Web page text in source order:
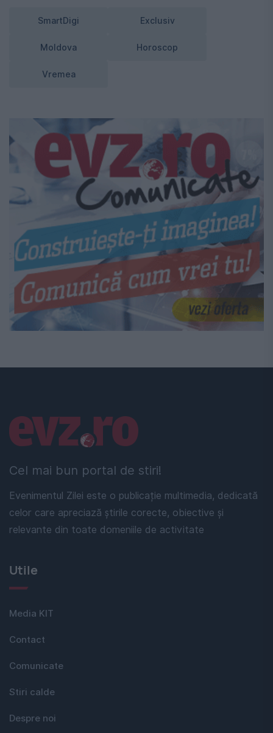
SmartDigi Exclusiv
Moldova Horoscop
Vremea
Cel mai bun portal de stiri!
Evenimentul Zilei este o publicație multimedia, dedicată
celor care apreciază știrile corecte, obiective și
relevante din toate domeniile de activitate
Linkuri utile
Utile
Media KIT
Contact
Comunicate
Stiri calde
Despre noi